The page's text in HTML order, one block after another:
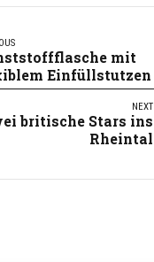
mit
Einfüllstutzen
NEXT
britische Stars ins
Rheintal